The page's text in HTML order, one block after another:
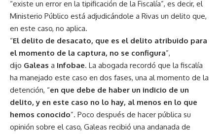
“existe un error en la tipificación de la Fiscalía”, es decir, el
Ministerio Público está adjudicándole a Rivas un delito que,
en este caso, no aplica.
“El delito de desacato, que es el delito atribuido para
el momento de la captura, no se configura”,
dijo Galeas a Infobae. La abogada recordó que la fiscalía
ha manejado este caso en dos fases, una al momento de la
detención, “en que debe de haber un indicio de un
delito, y en este caso no lo hay, al menos en lo que
hemos conocido”. Poco después de hacer pública su
opinión sobre el caso, Galeas recibió una andanada de